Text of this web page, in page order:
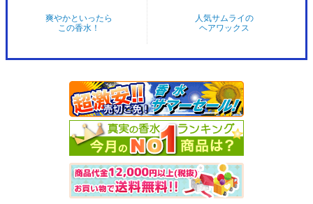
爽やかといったら
この香水！
人気サムライの
ヘアワックス